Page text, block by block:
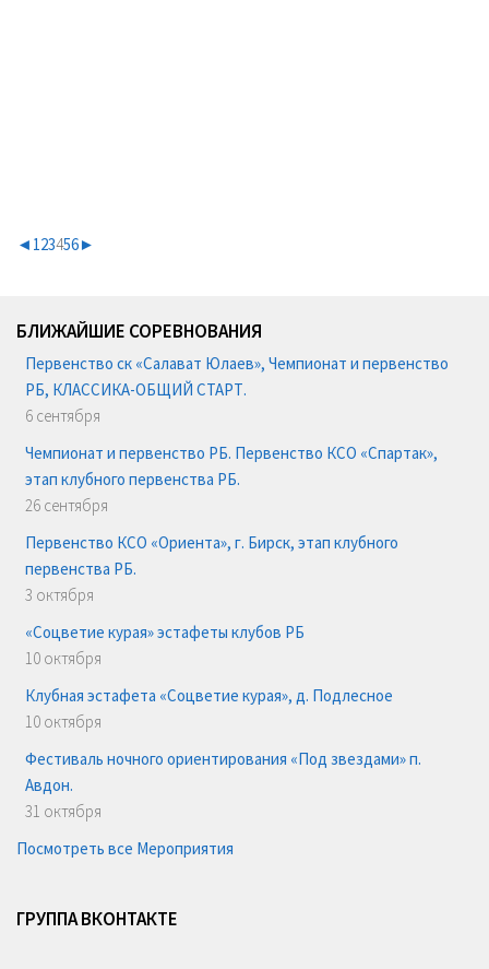
◄ 123456►
БЛИЖАЙШИЕ СОРЕВНОВАНИЯ
Первенство ск «Салават Юлаев», Чемпионат и первенство
РБ, КЛАССИКА-ОБЩИЙ СТАРТ.
6 сентября
Чемпионат и первенство РБ. Первенство КСО «Спартак»,
этап клубного первенства РБ.
26 сентября
Первенство КСО «Ориента», г. Бирск, этап клубного
первенства РБ.
3 октября
«Соцветие курая» эстафеты клубов РБ
10 октября
Клубная эстафета «Соцветие курая», д. Подлесное
10 октября
Фестиваль ночного ориентирования «Под звездами» п.
Авдон.
31 октября
Посмотреть все Мероприятия
ГРУППА ВКОНТАКТЕ